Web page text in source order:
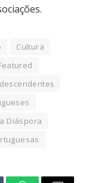
Cultura
Diáspora